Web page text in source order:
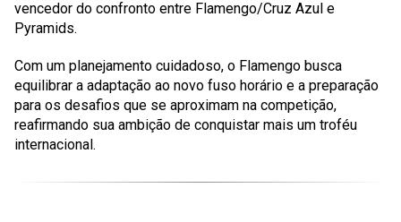
vencedor do confronto entre Flamengo/Cruz Azul e
Pyramids.
Com um planejamento cuidadoso, o Flamengo busca
equilibrar a adaptação ao novo fuso horário e a preparação
para os desafios que se aproximam na competição,
reafirmando sua ambição de conquistar mais um troféu
internacional.